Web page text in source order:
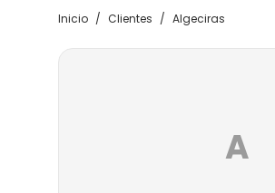
Inicio / Clientes / Algeciras
A